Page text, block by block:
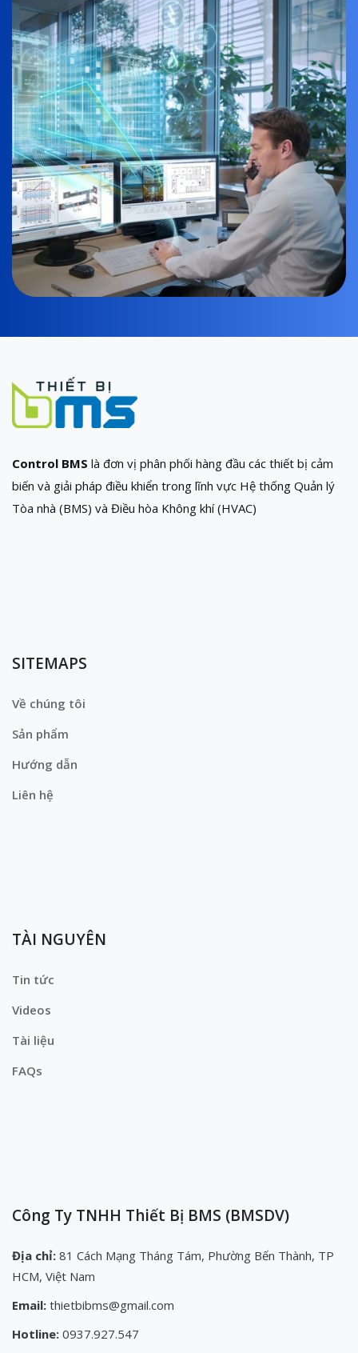
Control BMS là đơn vị phân phối hàng đầu các thiết bị cảm
biến và giải pháp điều khiển trong lĩnh vực Hệ thống Quản lý
Tòa nhà (BMS) và Điều hòa Không khí (HVAC)
SITEMAPS
Về chúng tôi
Sản phẩm
Hướng dẫn
Liên hệ
TÀI NGUYÊN
Tin tức
Videos
Tài liệu
FAQs
Công Ty TNHH Thiết Bị BMS (BMSDV)
Địa chỉ: 81 Cách Mạng Tháng Tám, Phường Bến Thành, TP
HCM, Việt Nam
Email: thietbibms@gmail.com
Hotline: 0937.927.547